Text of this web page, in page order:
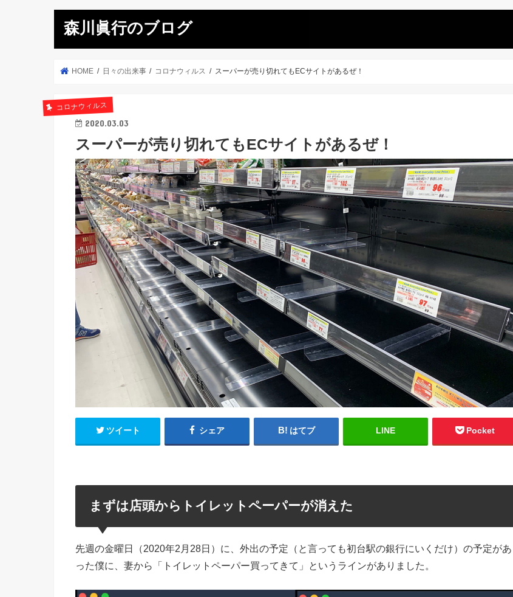
森川眞行のブログ
HOME 日々の出来事 コロナウィルス スーパーが売り切れてもECサイトがあるぜ！
コロナウィルス
2020.03.03
スーパーが売り切れてもECサイトがあるぜ！
ツイート シェア はてブ LINE Pocket
まずは店頭からトイレットペーパーが消えた
先週の金曜日（2020年2月28日）に、外出の予定（と言っても初台駅の銀行にいくだけ）の予定があ
った僕に、妻から「トイレットペーパー買ってきて」というラインがありました。